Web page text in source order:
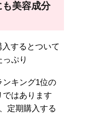
も美容成分
ンキング1位の
はあります
定期購入する